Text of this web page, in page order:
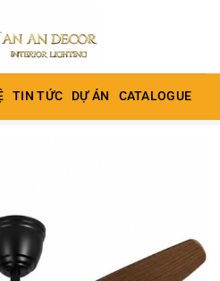
TIN TỨC DỰ ÁN CATALOGUE